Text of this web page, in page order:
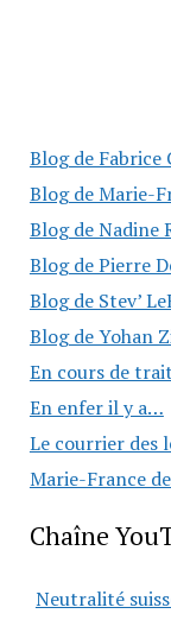
Blog de Fabrice
Blog de Marie-
Blog de Nadine
Blog de Pierre
Blog de Stev’
Blog de Yohan
En cours de
En enfer il y a…
Le courrier des
Marie-France
Chaîne
Neutralité